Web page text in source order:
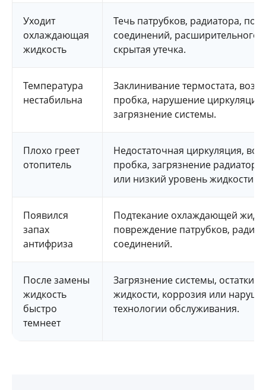
Уходит
охлаждающая
жидкость
Течь патрубков, радиатора,
соединений, расширительного
скрытая утечка.
Температура
нестабильна
Заклинивание термостата,
пробка, нарушение циркуляции
загрязнение системы.
Плохо греет
отопитель
Недостаточная циркуляция,
пробка, загрязнение радиатора
или низкий уровень жидкости.
Появился
запах
антифриза
Подтекание охлаждающей
повреждение патрубков,
соединений.
После замены
жидкость
быстро
темнеет
Загрязнение системы, остатки
жидкости, коррозия или
технологии обслуживания.